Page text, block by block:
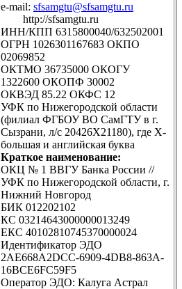
е-mail: sfsamgtu@sfsamgtu.ru
http://sfsamgtu.ru
ИНН/КПП 6315800040/632502001
ОГРН 1026301167683 ОКПО
02069852
ОКТМО 36735000 ОКОГУ
1322600 ОКОПФ 30002
ОКВЭД 85.22 ОКФС 12
УФК по Нижегородской области
(филиал ФГБОУ ВО СамГТУ в г.
Сызрани, л/с 20426X21180), где Х-
большая и английская буква
Краткое наименование:
ОКЦ № 1 ВВГУ Банка России //
УФК по Нижегородской области, г.
Нижний Новгород
БИК 012202102
КС 03214643000000013249
ЕКС 40102810745370000024
Идентификатор ЭДО
2AE668A2DCC-6909-4DB8-863A-
16BCE6FC59F5
Оператор ЭДО: Калуга Астрал